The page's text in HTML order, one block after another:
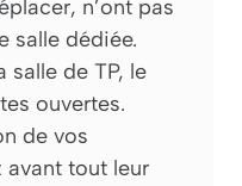
n’ont pas
salle dédiée.
salle de TP, le
ouvertes.
de vos
tout leur